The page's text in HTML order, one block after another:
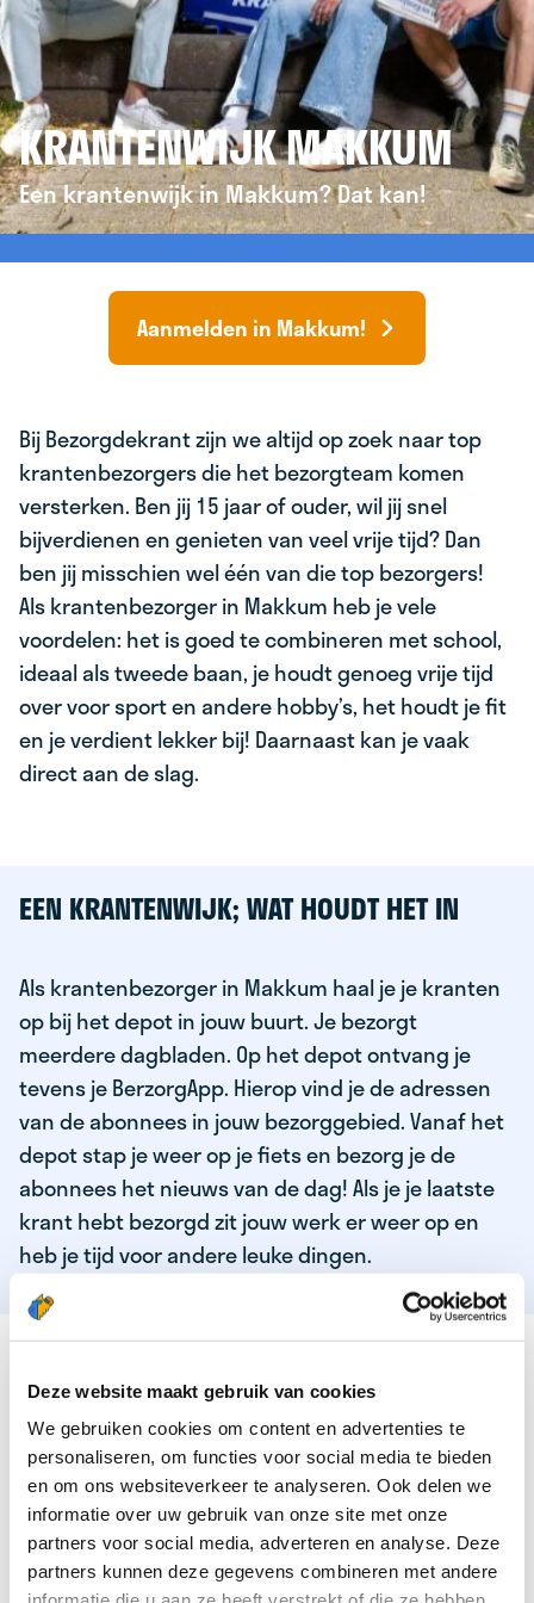
Deze website maakt gebruik van cookies
We gebruiken cookies om content en advertenties te
personaliseren, om functies voor social media te bieden
en om ons websiteverkeer te analyseren. Ook delen we
informatie over uw gebruik van onze site met onze
partners voor social media, adverteren en analyse. Deze
partners kunnen deze gegevens combineren met andere
KRANTENWIJK MAKKUM
Een krantenwijk in Makkum? Dat kan!
Aanmelden in Makkum!
Bij Bezorgdekrant zijn we altijd op zoek naar top
krantenbezorgers die het bezorgteam komen
versterken. Ben jij 15 jaar of ouder, wil jij snel
bijverdienen en genieten van veel vrije tijd? Dan
ben jij misschien wel één van die top bezorgers!
Als krantenbezorger in Makkum heb je vele
voordelen: het is goed te combineren met school,
ideaal als tweede baan, je houdt genoeg vrije tijd
over voor sport en andere hobby’s, het houdt je fit
en je verdient lekker bij! Daarnaast kan je vaak
direct aan de slag.
EEN KRANTENWIJK; WAT HOUDT HET IN
Als krantenbezorger in Makkum haal je je kranten
op bij het depot in jouw buurt. Je bezorgt
meerdere dagbladen. Op het depot ontvang je
tevens je BerzorgApp. Hierop vind je de adressen
van de abonnees in jouw bezorggebied. Vanaf het
depot stap je weer op je fiets en bezorg je de
abonnees het nieuws van de dag! Als je je laatste
krant hebt bezorgd zit jouw werk er weer op en
heb je tijd voor andere leuke dingen.
DEZE KWALITEITEN HEEFT ONZE TOP
KRANTENBEZORGER
Je bent verantwoordelijk en zelfstandig
Je houdt van lekker bewegen in de frisse lucht
Je houdt vooral van fijn werk dat lekker bijverdient!
Je wordt blij van het bezorgen van het laatste nieuws